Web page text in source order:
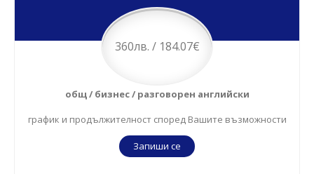
360лв. / 184.07€
общ / бизнес / разговорен английски
график и продължителност според Вашите възможности
Запиши се